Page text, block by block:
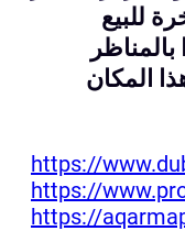
للبيع
المكان
https://
https://
https://